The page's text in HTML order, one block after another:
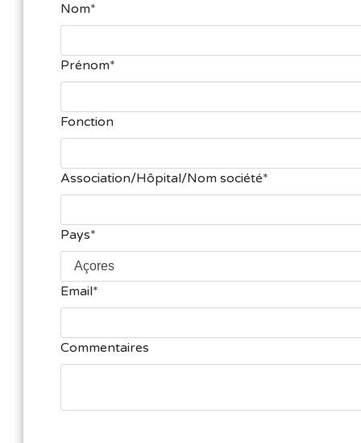
Nom
Prénom
Fonction
Association/Hôpital/Nom société
Pays
Email
Commentaires